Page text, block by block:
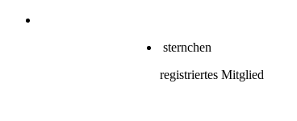
sternchen
registriertes Mitglied